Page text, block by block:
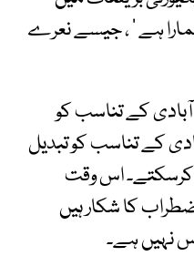
ہے ‘ ، جیسے نعرے
کے تناسب کو
کے تناسب کو تبدیل
کرسکتے۔ اس وقت
کا شکار ہیں
نہیں ہے۔